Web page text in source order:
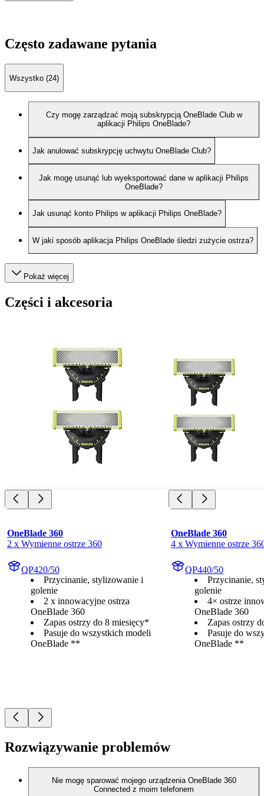
Często zadawane pytania
Wszystko (24)
Czy mogę zarządzać moją subskrypcją OneBlade Club w
aplikacji Philips OneBlade?
Jak anulować subskrypcję uchwytu OneBlade Club?
Jak mogę usunąć lub wyeksportować dane w aplikacji Philips
OneBlade?
Jak usunąć konto Philips w aplikacji Philips OneBlade?
W jaki sposób aplikacja Philips OneBlade śledzi zużycie ostrza?
Pokaż więcej
Części i akcesoria
OneBlade 360
2 x Wymienne ostrze 360
QP420/50
Przycinanie, stylizowanie i
golenie
2 x innowacyjne ostrza
OneBlade 360
Zapas ostrzy do 8 miesięcy*
Pasuje do wszystkich modeli
OneBlade **
OneBlade 360
4 x Wymienne ostrze
QP440/50
Przycinanie,
golenie
4× ostrze
OneBlade 360
Zapas ostrzy
Pasuje do
OneBlade **
Rozwiązywanie problemów
Nie mogę sparować mojego urządzenia OneBlade 360
Connected z moim telefonem